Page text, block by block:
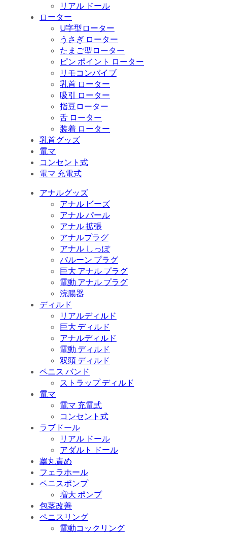
リアル ドール
ローター
U字型ローター
うさぎ ローター
たまご型ローター
ピン ポイント ローター
リモコンバイブ
乳首 ローター
吸引 ローター
指豆ローター
舌 ローター
装着 ローター
乳首グッズ
電マ
コンセント式
電マ 充電式
アナルグッズ
アナル ビーズ
アナル パール
アナル 拡張
アナルプラグ
アナル しっぽ
バルーン プラグ
巨大 アナル プラグ
電動 アナル プラグ
浣腸器
ディルド
リアルディルド
巨大 ディルド
アナルディルド
電動 ディルド
双頭 ディルド
ペニス バンド
ストラップ ディルド
電マ
電マ 充電式
コンセント式
ラブドール
リアル ドール
アダルト ドール
睾丸責め
フェラホール
ペニスポンプ
増大 ポンプ
包茎改善
ペニスリング
電動コックリング